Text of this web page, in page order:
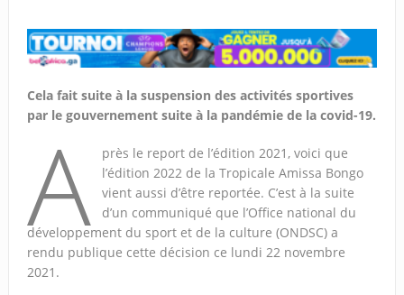
Cela fait suite à la suspension des activités sportives
par le gouvernement suite à la pandémie de la covid-19.
A
près le report de l’édition 2021, voici que
l’édition 2022 de la Tropicale Amissa Bongo
vient aussi d’être reportée. C’est à la suite
d’un communiqué que l’Office national du
développement du sport et de la culture (ONDSC) a
rendu publique cette décision ce lundi 22 novembre
2021.